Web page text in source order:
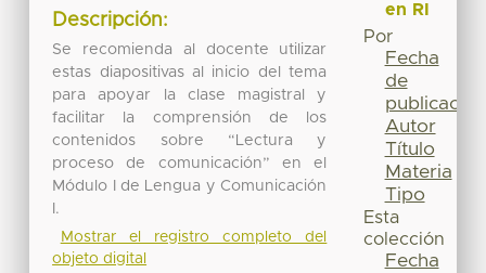
Descripción:
Se recomienda al docente utilizar
estas diapositivas al inicio del tema
para apoyar la clase magistral y
facilitar la comprensión de los
contenidos sobre “Lectura y
proceso de comunicación” en el
Módulo I de Lengua y Comunicación
I.
Mostrar el registro completo del
objeto digital
en RI
Por
Fecha
de
publicación
Autor
Título
Materia
Tipo
Esta
colección
Fecha